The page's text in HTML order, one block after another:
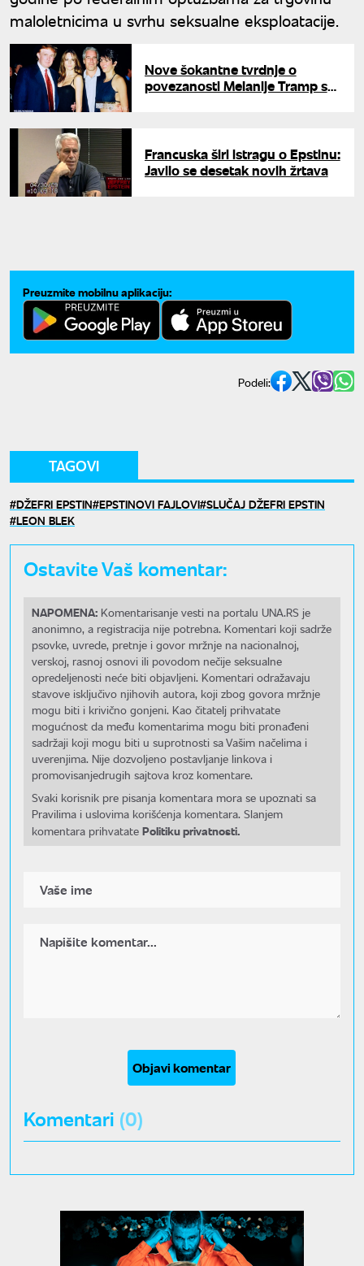
maloletnicima u svrhu seksualne eksploatacije.
Nove šokantne tvrdnje o
povezanosti Melanije Tramp sa
Francuska širi istragu o Epstinu:
Javilo se desetak novih žrtava
Preuzmite mobilnu aplikaciju:
Podeli:
TAGOVI
DŽEFRI EPSTIN EPSTINOVI FAJLOVI SLUČAJ DŽEFRI EPSTIN
LEON BLEK
Ostavite Vaš komentar:
NAPOMENA: Komentarisanje vesti na portalu UNA.RS je
anonimno, a registracija nije potrebna. Komentari koji sadrže
psovke, uvrede, pretnje i govor mržnje na nacionalnoj,
verskoj, rasnoj osnovi ili povodom nečije seksualne
opredeljenosti neće biti objavljeni. Komentari odražavaju
stavove isključivo njihovih autora, koji zbog govora mržnje
mogu biti i krivično gonjeni. Kao čitatelj prihvatate
mogućnost da među komentarima mogu biti pronađeni
sadržaji koji mogu biti u suprotnosti sa Vašim načelima i
uverenjima. Nije dozvoljeno postavljanje linkova i
promovisanjedrugih sajtova kroz komentare.
Svaki korisnik pre pisanja komentara mora se upoznati sa
Pravilima i uslovima korišćenja komentara. Slanjem
komentara prihvatate Politiku privatnosti.
Objavi komentar
Komentari (0)